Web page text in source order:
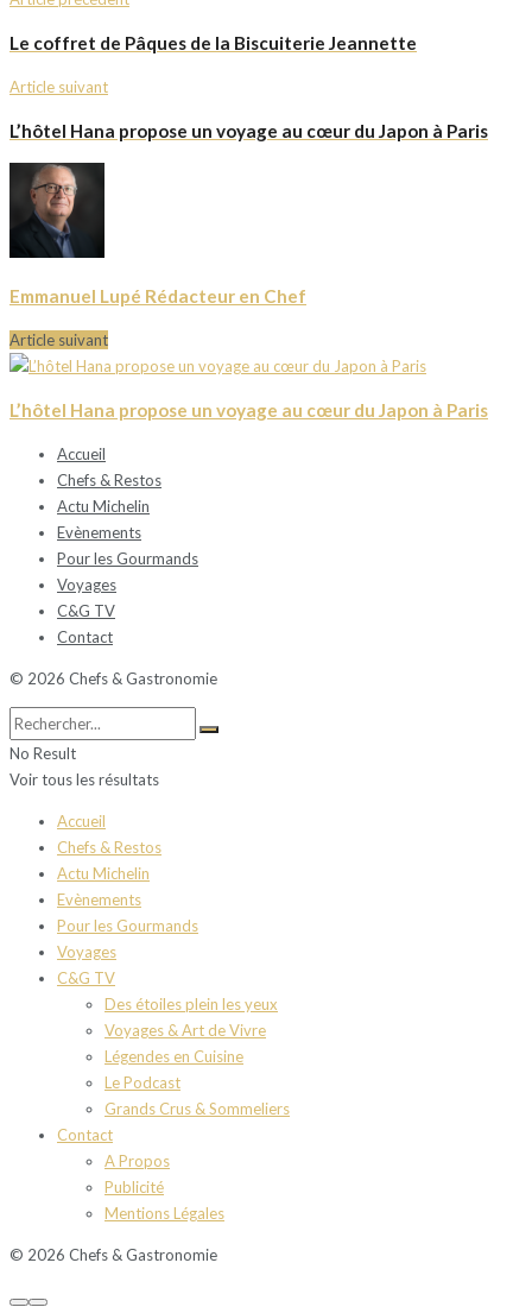
Le coffret de Pâques de la Biscuiterie Jeannette
Article suivant
L’hôtel Hana propose un voyage au cœur du Japon à Paris
Emmanuel Lupé Rédacteur en Chef
Article suivant
L’hôtel Hana propose un voyage au cœur du Japon à Paris
Accueil
Chefs & Restos
Actu Michelin
Evènements
Pour les Gourmands
Voyages
C&G TV
Contact
© 2026 Chefs & Gastronomie
No Result
Voir tous les résultats
Accueil
Chefs & Restos
Actu Michelin
Evènements
Pour les Gourmands
Voyages
C&G TV
Des étoiles plein les yeux
Voyages & Art de Vivre
Légendes en Cuisine
Le Podcast
Grands Crus & Sommeliers
Contact
A Propos
Publicité
Mentions Légales
© 2026 Chefs & Gastronomie